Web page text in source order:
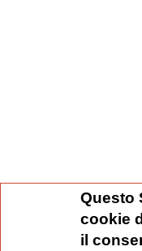
Questo
cookie
il